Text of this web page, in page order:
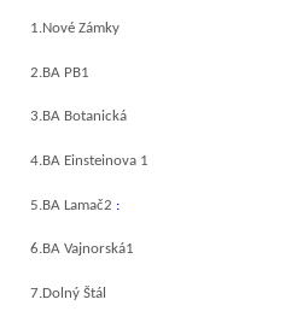
1.Nové Zámky
2.BA PB1
3.BA Botanická
4.BA Einsteinova 1
5.BA Lamač2 :
6.BA Vajnorská1
7.Dolný Štál